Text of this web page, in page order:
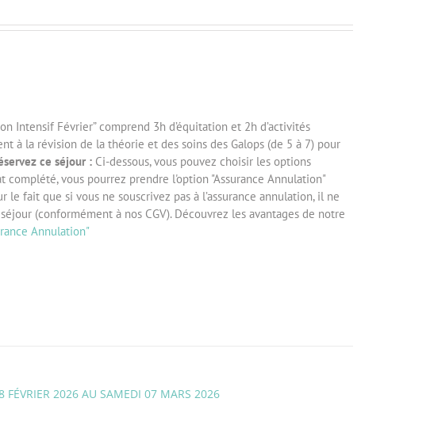
Intensif Février” comprend 3h d’équitation et 2h d’activités
à la révision de la théorie et des soins des Galops (de 5 à 7) pour
ce séjour :Ci-dessous, vous pouvez choisir les options
complété, vous pourrez prendre l'option "Assurance Annulation"
le fait que si vous ne souscrivez pas à l’assurance annulation, il ne
(conformément à nos CGV). Découvrez les avantages de notre
Annulation"
FÉVRIER 2026 AU SAMEDI 07 MARS 2026